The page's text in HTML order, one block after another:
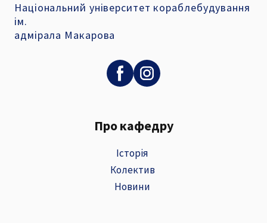
Національний університет кораблебудування
ім.
адмірала Макарова
Про кафедру
Історія
Колектив
Новини